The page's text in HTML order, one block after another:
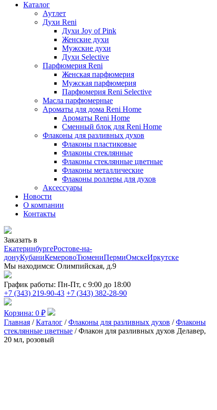
Каталог
Аутлет
Духи Reni
Духи Joy of Pink
Женские духи
Мужские духи
Духи Selective
Парфюмерия Reni
Женская парфюмерия
Мужская парфюмерия
Парфюмерия Reni Selective
Масла парфюмерные
Ароматы для дома Reni Home
Ароматы Reni Home
Сменный блок для Reni Home
Флаконы для разливных духов
Флаконы пластиковые
Флаконы стеклянные
Флаконы стеклянные цветные
Флаконы металлические
Флаконы роллеры для духов
Аксессуары
Новости
О компании
Контакты
Заказать в
ЕкатеринбургеРостове-на-
донуКубаниКемеровоТюмениПермиОмскеИркутске
Мы находимся: Олимпийская, д.9
График работы: Пн-Пт, с 9:00 до 18:00
+7 (343) 219-90-43 +7 (343) 382-28-90
Корзина: 0 ₽
Главная /Каталог /Флаконы для разливных духов /Флаконы
стеклянные цветные / Флакон для разливных духов Делавер,
20 мл, розовый